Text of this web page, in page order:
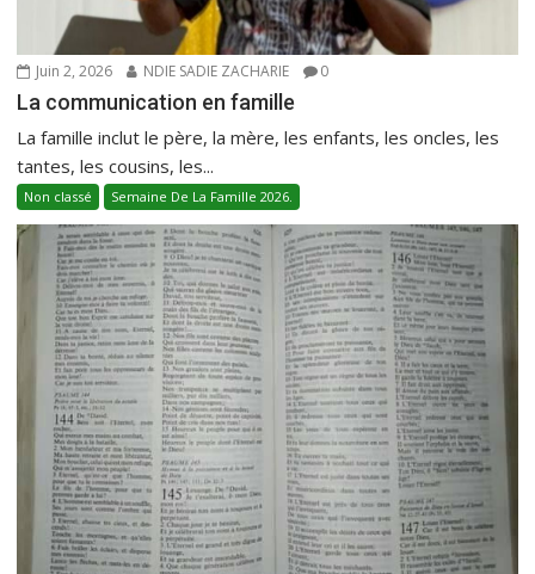
Juin 2, 2026 NDIE SADIE ZACHARIE 0
La communication en famille
La famille inclut le père, la mère, les enfants, les oncles, les
tantes, les cousins, les...
Non classé Semaine De La Famille 2026.